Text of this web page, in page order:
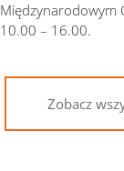
Międzynarodowym
10.00 – 16.00.
Zobacz